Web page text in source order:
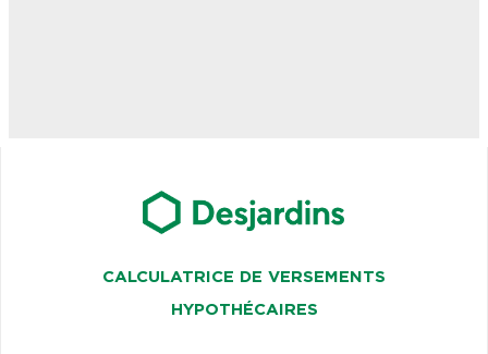
CALCULATRICE DE VERSEMENTS
HYPOTHÉCAIRES